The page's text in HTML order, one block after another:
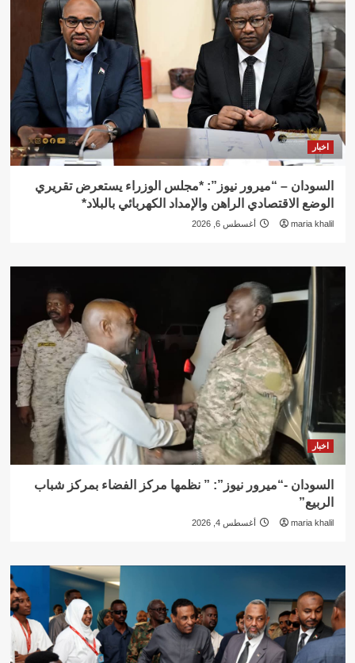
اخبار
السودان – “ميرور نيوز”: *مجلس الوزراء يستعرض تقريري
الوضع الاقتصادي الراهن والإمداد الكهربائي بالبلاد*
maria khalil أغسطس 6, 2026
اخبار
السودان -“ميرور نيوز”: ” نظمها مركز الفضاء بمركز شباب
الربيع”
maria khalil أغسطس 4, 2026